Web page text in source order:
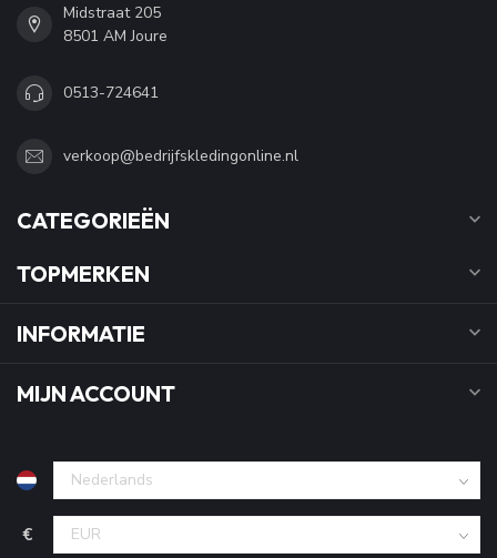
Midstraat 205
8501 AM Joure
0513-724641
verkoop@bedrijfskledingonline.nl
CATEGORIEËN
TOPMERKEN
INFORMATIE
MIJN ACCOUNT
€